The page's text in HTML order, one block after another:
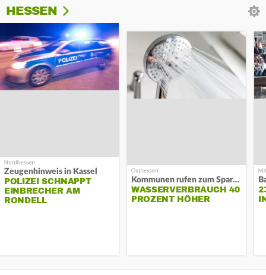
HESSEN
Zeugenhinweis in Kassel
POLIZEI SCHNAPPT
EINBRECHER AM
RONDELL
Kommunen rufen zum Sparen auf
WASSERVERBRAUCH 40
PROZENT HÖHER